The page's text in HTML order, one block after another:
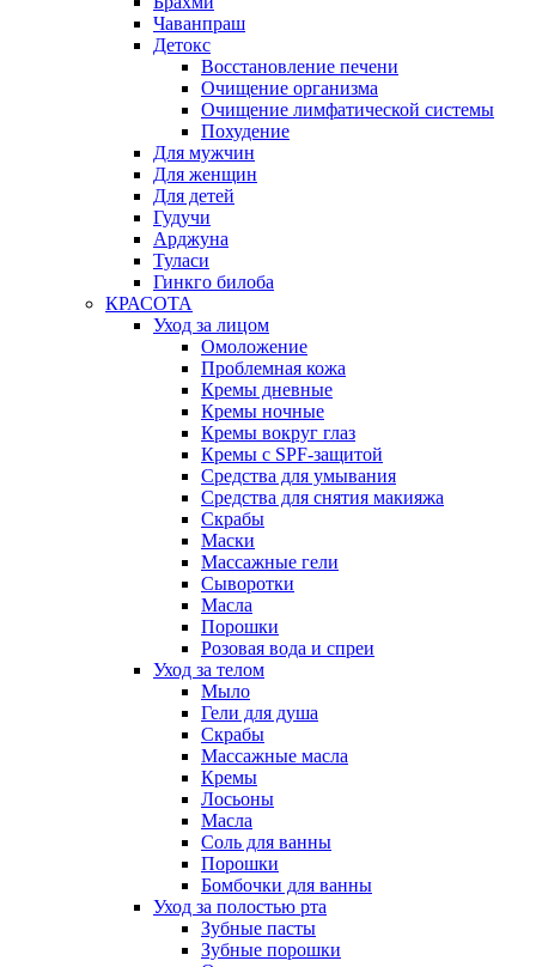
Чаванпраш
Детокс
Восстановление печени
Очищение организма
Очищение лимфатической системы
Похудение
Для мужчин
Для женщин
Для детей
Гудучи
Арджуна
Туласи
Гинкго билоба
КРАСОТА
Уход за лицом
Омоложение
Проблемная кожа
Кремы дневные
Кремы ночные
Кремы вокруг глаз
Кремы с SPF-защитой
Средства для умывания
Средства для снятия макияжа
Скрабы
Маски
Массажные гели
Сыворотки
Масла
Порошки
Розовая вода и спреи
Уход за телом
Мыло
Гели для душа
Скрабы
Массажные масла
Кремы
Лосьоны
Масла
Соль для ванны
Порошки
Бомбочки для ванны
Уход за полостью рта
Зубные пасты
Зубные порошки